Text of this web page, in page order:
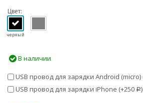
Цвет:
черный
В наличии
USB провод для зарядки Android (micro)
USB провод для зарядки iPhone (+250 Р)